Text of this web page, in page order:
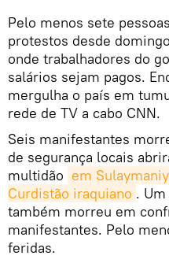
Pelo menos sete
protestos desde
onde trabalhadores do
salários sejam pagos.
mergulha o país em
rede de TV a cabo CNN.
Seis manifestantes
de segurança locais
multidão em
Curdistão iraquiano .
também morreu em
manifestantes. Pelo
feridas.